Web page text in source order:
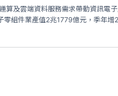
算及雲端資料服務需求帶動資訊
零組件業產值2兆1779億元，季年